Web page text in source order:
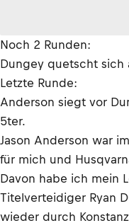
Noch 2 Runden:
Dungey quetscht sich
Letzte Runde:
Anderson siegt vor
5ter.
Jason Anderson war
für mich und
Davon habe ich mein
Titelverteidiger Ryan
wieder durch